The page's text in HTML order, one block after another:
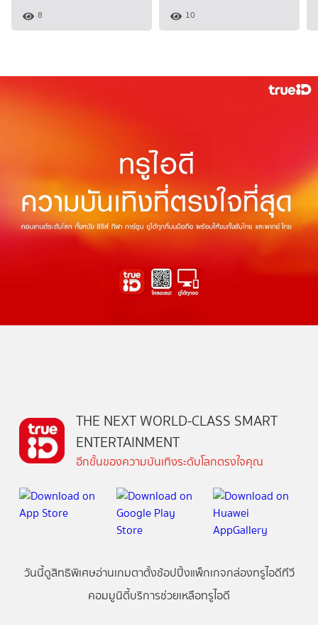
8 10
THE NEXT WORLD-CLASS SMART
ENTERTAINMENT
อีกขั้นของความบันเทิงระดับโลกตรงใจคุณ
วันนี้ดูสิทธิพิเศษอ่านเกมตาตั้งช้อปปิ้งแพ็กเกจกล่องทรูไอดีทีวี
คอมมูนิตี้บริการช่วยเหลือทรูไอดี